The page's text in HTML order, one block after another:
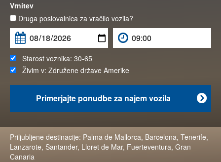
Vrnitev
Druga poslovalnica za vračilo vozila?
Starost voznika: 30-65
Živim v: Združene države Amerike

Primerjajte ponudbe za najem vozila
Priljubljene destinacije: Palma de Mallorca, Barcelona, Tenerife,
Lanzarote, Santander, Lloret de Mar, Fuerteventura, Gran
Canaria